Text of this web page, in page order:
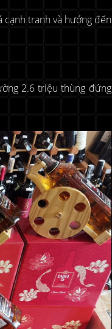
cạnh tranh và hướng đến
2.6 triệu thùng đứng